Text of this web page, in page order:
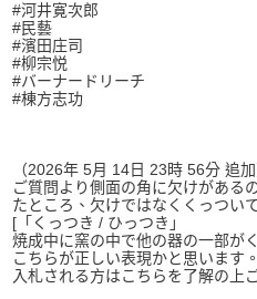
#河井寛次郎
#民藝
#濱田庄司
#柳宗悦
#バーナードリーチ
#棟方志功
（2026年 5月 14日 23時 56分 追加
ご質問より側面の角に欠けがある
たところ、欠けではなくくっつい
[「くっつき / ひっつき」
焼成中に窯の中で他の器の一部が
こちらが正しい表現かと思います。
入札される方はこちらを了解の上